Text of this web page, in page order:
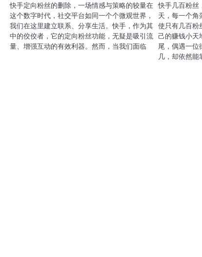
快手定向粉丝的删除，一场情感与策略的较量在
这个数字时代，社交平台如同一个个微观世界，
我们在这里建立联系、分享生活。快手，作为其
中的佼佼者，它的定向粉丝功能，无疑是吸引流
量、增强互动的有效利器。然而，当我们面临
快手几百粉丝
天，每一个角
使只有几百粉
己的赚钱小天
尾，偶遇一
几，却依然能